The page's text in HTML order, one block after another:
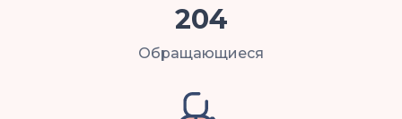
204
Обращающиеся